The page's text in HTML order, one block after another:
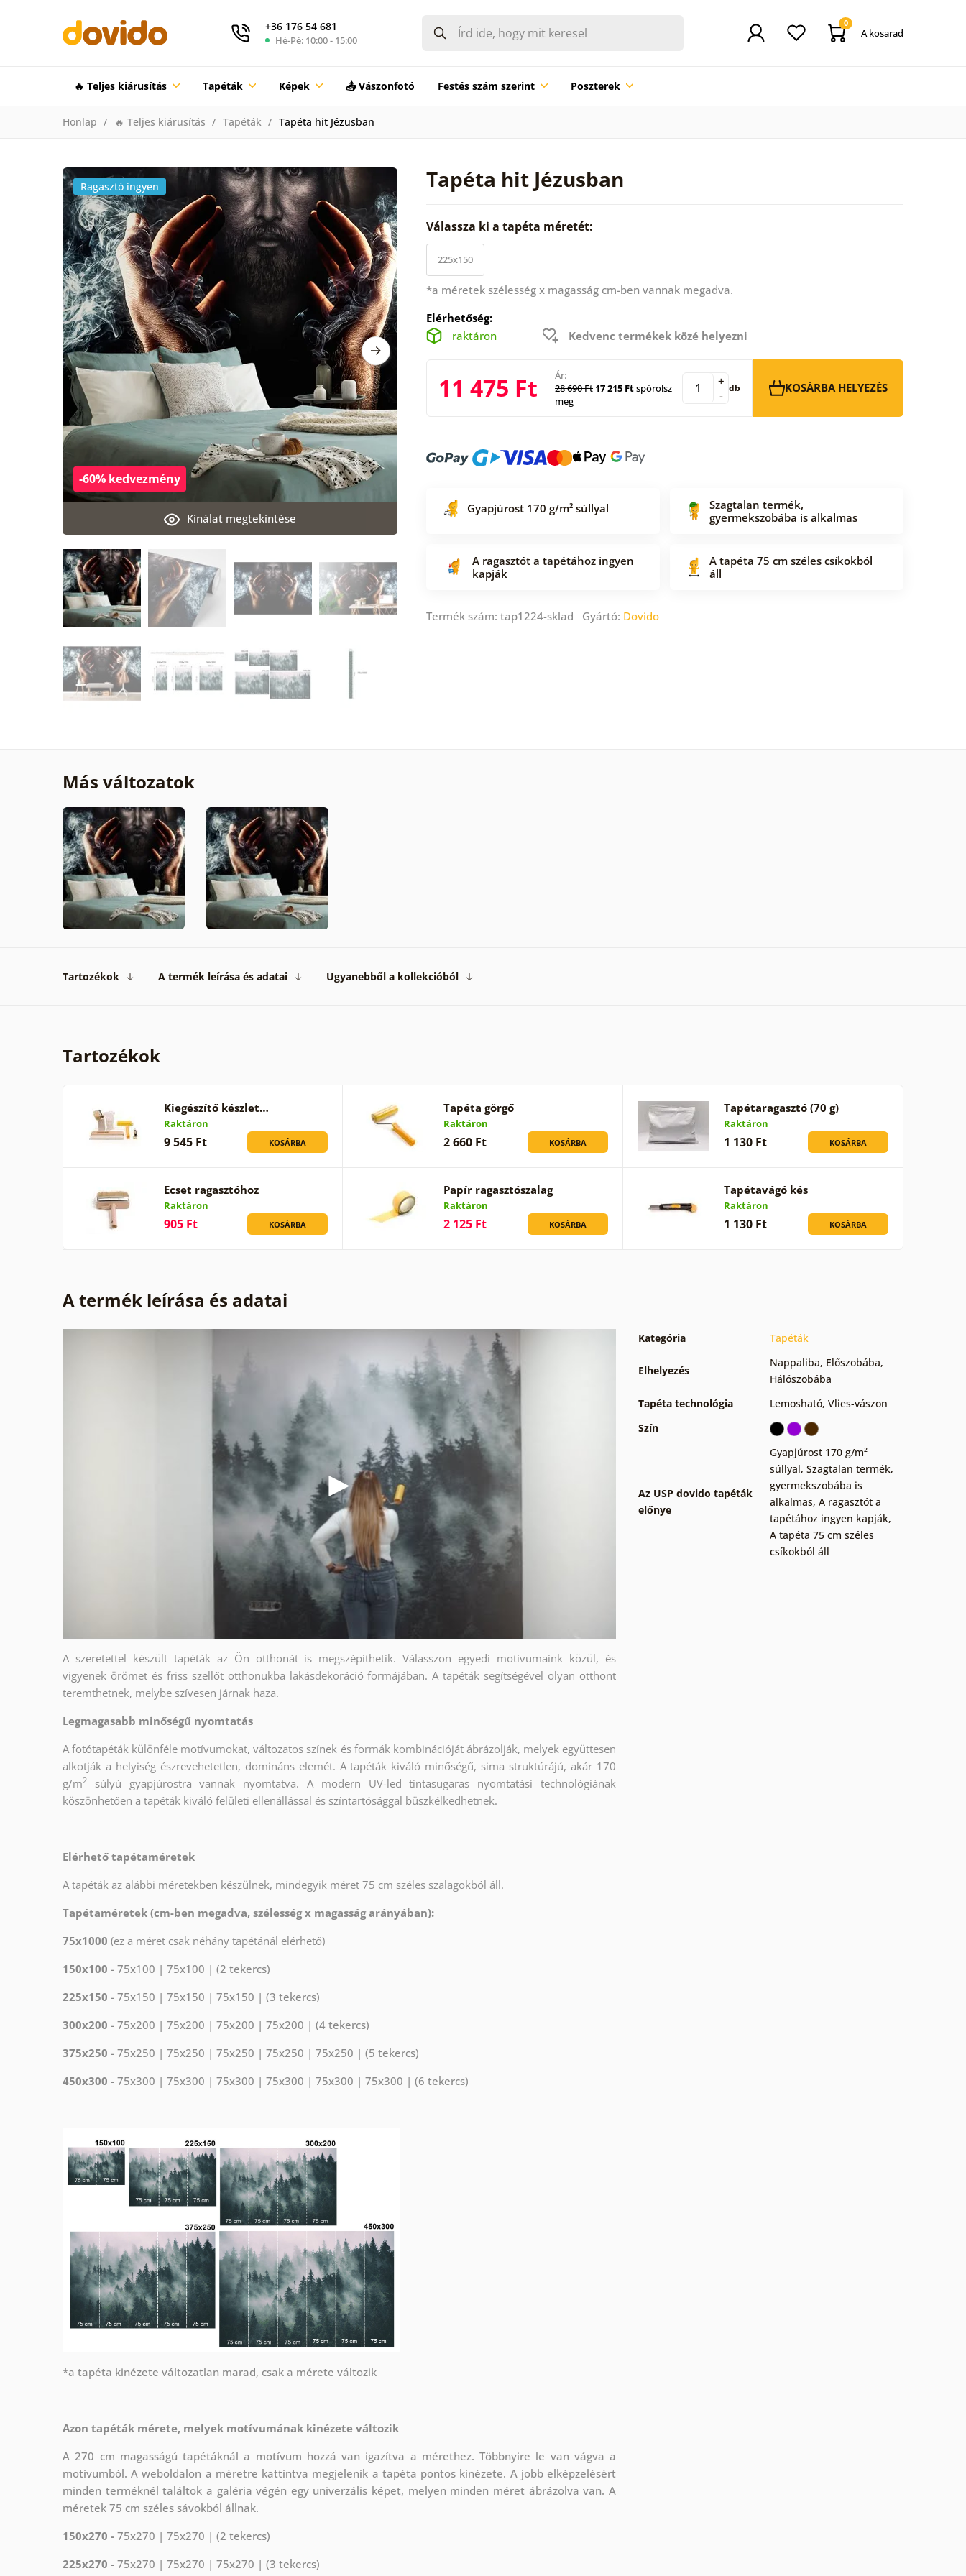
+36 176 54 681
Hé-Pé: 10:00 - 15:00
0
A kosarad
🔥 Teljes kiárusítás Tapéták Képek 📤 Vászonfotó Festés szám szerint Poszterek
Honlap 🔥 Teljes kiárusítás Tapéták Tapéta hit Jézusban
Tapéta hit Jézusban
Kínálat megtekintése
-60% kedvezmény
Ragasztó ingyen
Válassza ki a tapéta méretét:
225x150
*a méretek szélesség x magasság cm-ben vannak megadva.
Elérhetőség:
raktáron
Kedvenc termékek közé helyezni
11 475 Ft
Ár:
28 690 Ft 17 215 Ftspórolsz
meg
-
+ db KOSÁRBA HELYEZÉS
Gyapjúrost 170 g/m² súllyal
Szagtalan termék,
gyermekszobába is alkalmas
A ragasztót a tapétához ingyen
kapják
A tapéta 75 cm széles csíkokból
áll
Termék szám: tap1224-sklad Gyártó: Dovido
Más változatok
Tartozékok A termék leírása és adatai Ugyanebből a kollekcióból
Tartozékok
Kiegészítő készlet…
Raktáron
9 545 Ft KOSÁRBA
Tapéta görgő
Raktáron
2 660 Ft KOSÁRBA
Tapétaragasztó (70 g)
Raktáron
1 130 Ft KOSÁRBA
Ecset ragasztóhoz
Raktáron
905 Ft KOSÁRBA
Papír ragasztószalag
Raktáron
2 125 Ft KOSÁRBA
Tapétavágó kés
Raktáron
1 130 Ft KOSÁRBA
A termék leírása és adatai
A szeretettel készült tapéták az Ön otthonát is megszépíthetik. Válasszon egyedi motívumaink közül, és
vigyenek örömet és friss szellőt otthonukba lakásdekoráció formájában. A tapéták segítségével olyan otthont
teremthetnek, melybe szívesen járnak haza.
Legmagasabb minőségű nyomtatás
A fotótapéták különféle motívumokat, változatos színek és formák kombinációját ábrázolják, melyek együttesen
alkotják a helyiség észrevehetetlen, domináns elemét. A tapéták kiváló minőségű, sima struktúrájú, akár 170
g/m2
súlyú gyapjúrostra vannak nyomtatva. A modern UV-led tintasugaras nyomtatási technológiának
köszönhetően a tapéták kiváló felületi ellenállással és színtartósággal büszkélkedhetnek.
Elérhető tapétaméretek
A tapéták az alábbi méretekben készülnek, mindegyik méret 75 cm széles szalagokból áll.
Tapétaméretek (cm-ben megadva, szélesség x magasság arányában):
75x1000 (ez a méret csak néhány tapétánál elérhető)
150x100 - 75x100 | 75x100 | (2 tekercs)
225x150 - 75x150 | 75x150 | 75x150 | (3 tekercs)
300x200 - 75x200 | 75x200 | 75x200 | 75x200 | (4 tekercs)
375x250 - 75x250 | 75x250 | 75x250 | 75x250 | 75x250 | (5 tekercs)
450x300 - 75x300 | 75x300 | 75x300 | 75x300 | 75x300 | 75x300 | (6 tekercs)
*a tapéta kinézete változatlan marad, csak a mérete változik
Azon tapéták mérete, melyek motívumának kinézete változik
A 270 cm magasságú tapétáknál a motívum hozzá van igazítva a mérethez. Többnyire le van vágva a
motívumból. A weboldalon a méretre kattintva megjelenik a tapéta pontos kinézete. A jobb elképzelésért
minden terméknél találtok a galéria végén egy univerzális képet, melyen minden méret ábrázolva van. A
méretek 75 cm széles sávokból állnak.
150x270 - 75x270 | 75x270 | (2 tekercs)
225x270 - 75x270 | 75x270 | 75x270 | (3 tekercs)
Kategória Tapéták
Elhelyezés
Nappaliba, Előszobába,
Hálószobába
Tapéta technológia
Lemosható, Vlies-vászon
Szín
Az USP dovido tapéták
előnye
Gyapjúrost 170 g/m²
súllyal, Szagtalan termék,
gyermekszobába is
alkalmas, A ragasztót a
tapétához ingyen kapják,
A tapéta 75 cm széles
csíkokból áll